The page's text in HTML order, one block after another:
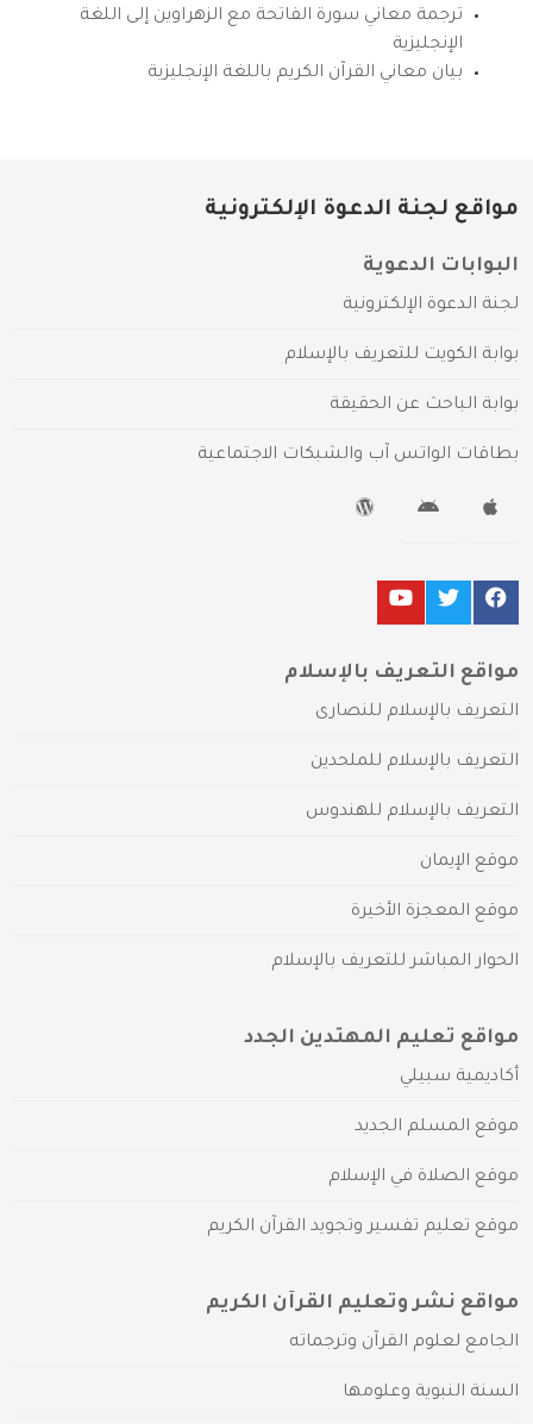
ترجمة معاني سورة الفاتحة مع الزهراوين إلى اللغة
الإنجليزية
بيان معاني القرآن الكريم باللغة الإنجليزية
مواقع لجنة الدعوة الإلكترونية
البوابات الدعوية
لجنة الدعوة الإلكترونية
بوابة الكويت للتعريف بالإسلام
بوابة الباحث عن الحقيقة
بطاقات الواتس آب والشبكات الاجتماعية
مواقع التعريف بالإسلام
التعريف بالإسلام للنصارى
التعريف بالإسلام للملحدين
التعريف بالإسلام للهندوس
موقع الإيمان
موقع المعجزة الأخيرة
الحوار المباشر للتعريف بالإسلام
مواقع تعليم المهتدين الجدد
أكاديمية سبيلي
موقع المسلم الجديد
موقع الصلاة في الإسلام
موقع تعليم تفسير وتجويد القرآن الكريم
مواقع نشر وتعليم القرآن الكريم
الجامع لعلوم القرآن وترجماته
السنة النبوية وعلومها